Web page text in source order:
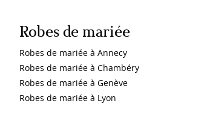
Robes de mariée
Robes de mariée à Annecy
Robes de mariée à Chambéry
Robes de mariée à Genève
Robes de mariée à Lyon